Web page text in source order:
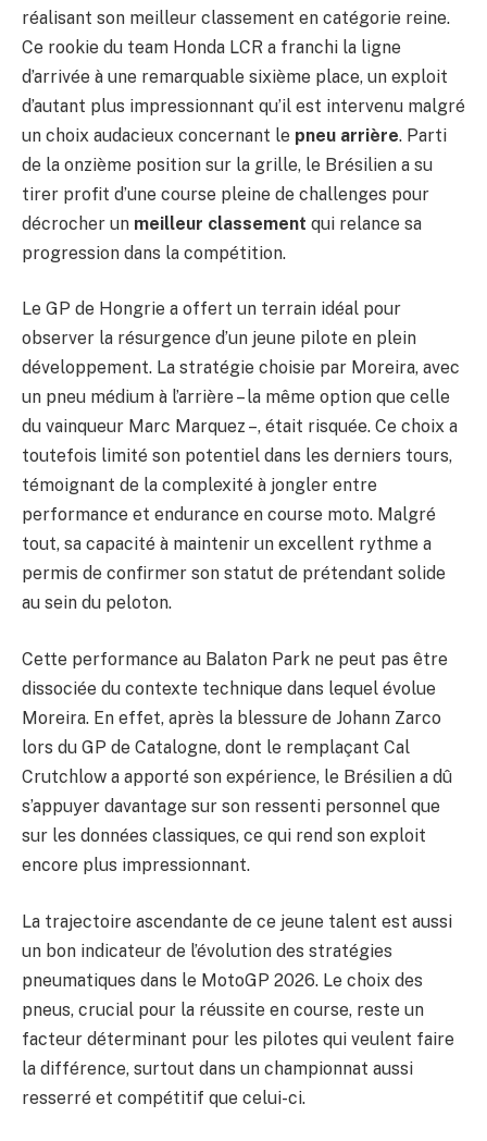
réalisant son meilleur classement en catégorie reine.
Ce rookie du team Honda LCR a franchi la ligne
d’arrivée à une remarquable sixième place, un exploit
d’autant plus impressionnant qu’il est intervenu malgré
un choix audacieux concernant le pneu arrière. Parti
de la onzième position sur la grille, le Brésilien a su
tirer profit d’une course pleine de challenges pour
décrocher un meilleur classement qui relance sa
progression dans la compétition.
Le GP de Hongrie a offert un terrain idéal pour
observer la résurgence d’un jeune pilote en plein
développement. La stratégie choisie par Moreira, avec
un pneu médium à l’arrière – la même option que celle
du vainqueur Marc Marquez –, était risquée. Ce choix a
toutefois limité son potentiel dans les derniers tours,
témoignant de la complexité à jongler entre
performance et endurance en course moto. Malgré
tout, sa capacité à maintenir un excellent rythme a
permis de confirmer son statut de prétendant solide
au sein du peloton.
Cette performance au Balaton Park ne peut pas être
dissociée du contexte technique dans lequel évolue
Moreira. En effet, après la blessure de Johann Zarco
lors du GP de Catalogne, dont le remplaçant Cal
Crutchlow a apporté son expérience, le Brésilien a dû
s’appuyer davantage sur son ressenti personnel que
sur les données classiques, ce qui rend son exploit
encore plus impressionnant.
La trajectoire ascendante de ce jeune talent est aussi
un bon indicateur de l’évolution des stratégies
pneumatiques dans le MotoGP 2026. Le choix des
pneus, crucial pour la réussite en course, reste un
facteur déterminant pour les pilotes qui veulent faire
la différence, surtout dans un championnat aussi
resserré et compétitif que celui-ci.